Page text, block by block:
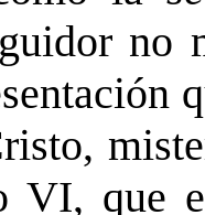
no
VI, que